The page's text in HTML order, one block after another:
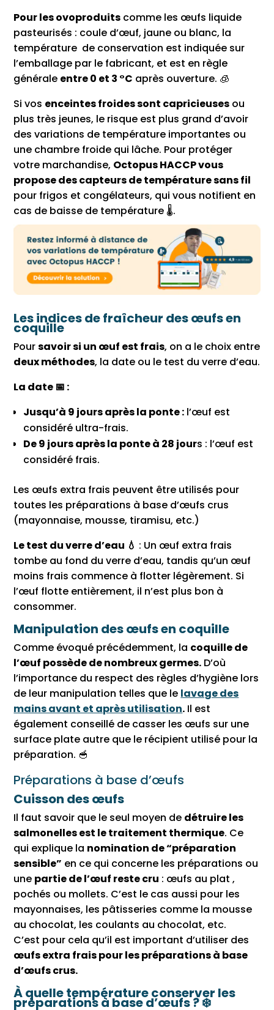
Pour les ovoproduits comme les œufs liquide
pasteurisés : coule d’œuf, jaune ou blanc, la
température de conservation est indiquée sur
l’emballage par le fabricant, et est en règle
générale entre 0 et 3 °C après ouverture. 🧊
Si vos enceintes froides sont capricieuses ou
plus très jeunes, le risque est plus grand d’avoir
des variations de température importantes ou
une chambre froide qui lâche. Pour protéger
votre marchandise, Octopus HACCP vous
propose des capteurs de température sans fil
pour frigos et congélateurs, qui vous notifient en
cas de baisse de température 🌡.
Les indices de fraîcheur des œufs en
coquille
Poursavoir si un œuf est frais, on a le choix entre
deux méthodes, la date ou le test du verre d’eau.
La date 📅 :
Jusqu’à 9 jours après la ponte : l’œuf est
considéré ultra-frais.
De 9 jours après la ponte à 28 jours : l’œuf est
considéré frais.
Les œufs extra frais peuvent être utilisés pour
toutes les préparations à base d’œufs crus
(mayonnaise, mousse, tiramisu, etc.)
Le test du verre d’eau 💧 : Un œuf extra frais
tombe au fond du verre d’eau, tandis qu’un œuf
moins frais commence à flotter légèrement. Si
l’œuf flotte entièrement, il n’est plus bon à
consommer.
Manipulation des œufs en coquille
Comme évoqué précédemment, la coquille de
l’œuf possède de nombreux germes. D’où
l’importance du respect des règles d’hygiène lors
de leur manipulation telles que le lavage des
mains avant et après utilisation. Il est
également conseillé de casser les œufs sur une
surface plate autre que le récipient utilisé pour la
préparation. 🥣
Préparations à base d’œufs
Cuisson des œufs
Il faut savoir que le seul moyen de détruire les
salmonelles est le traitement thermique. Ce
qui explique la nomination de “préparation
sensible” en ce qui concerne les préparations ou
une partie de l’œuf reste cru : œufs au plat ,
pochés ou mollets. C’est le cas aussi pour les
mayonnaises, les pâtisseries comme la mousse
au chocolat, les coulants au chocolat, etc.
C’est pour cela qu’il est important d’utiliser des
œufs extra frais pour les préparations à base
d’œufs crus.
À quelle température conserver les
préparations à base d’œufs ? ❄️